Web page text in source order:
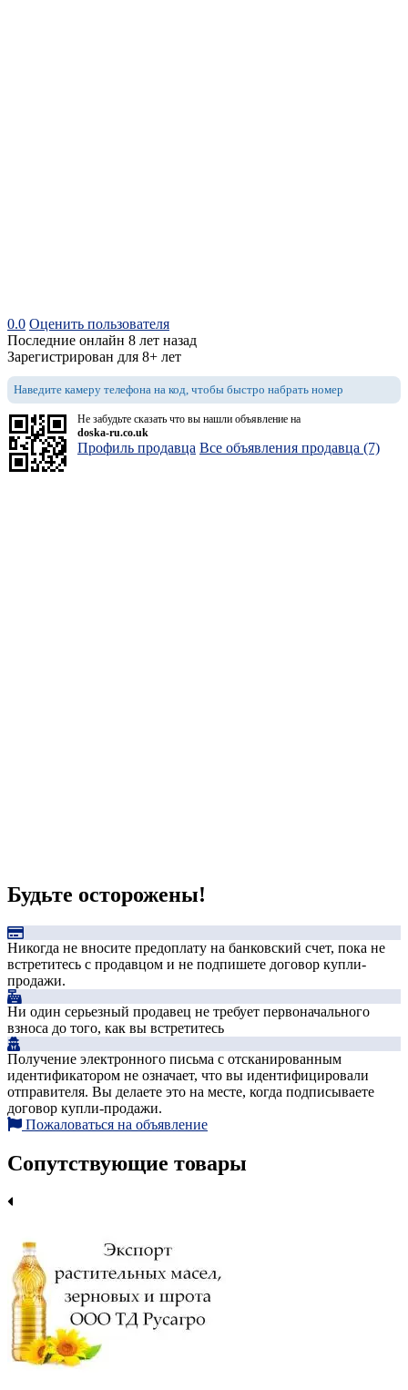
0.0 Оценить пользователя
Последние онлайн 8 лет назад
Зарегистрирован для 8+ лет
Наведите камеру телефона на код, чтобы быстро набрать номер
Не забудьте сказать что вы нашли объявление на
doska-ru.co.uk
Профиль продавца Все объявления продавца (7)
Будьте осторожены!
Никогда не вносите предоплату на банковский счет, пока не
встретитесь с продавцом и не подпишете договор купли-
продажи.
Ни один серьезный продавец не требует первоначального
взноса до того, как вы встретитесь
Получение электронного письма с отсканированным
идентификатором не означает, что вы идентифицировали
отправителя. Вы делаете это на месте, когда подписываете
договор купли-продажи.
Пожаловаться на объявление
Сопутствующие товары